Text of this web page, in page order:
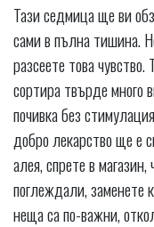
Тази седмица ще ви
сами в пълна тишина.
разсеете това
сортира твърде много
почивка без
добро лекарство ще е
алея, спрете в
поглеждали, заменете
неща са по-важни,